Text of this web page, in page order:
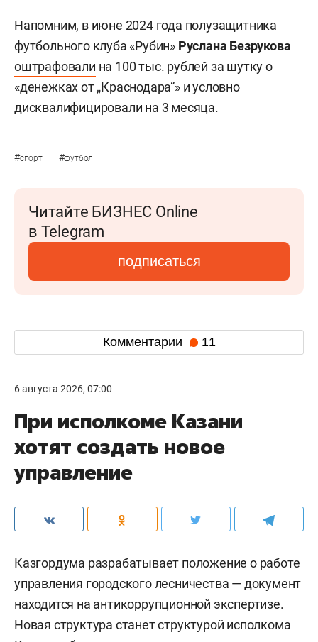
Напомним, в июне 2024 года полузащитника
футбольного клуба «Рубин» Руслана Безрукова
оштрафовали на 100 тыс. рублей за шутку о
«денежках от „Краснодара“» и условно
дисквалифицировали на 3 месяца.
#спорт #футбол
Читайте БИЗНЕС Online
в Telegram
подписаться
Комментарии 11
6 августа 2026, 07:00
При исполкоме Казани
хотят создать новое
управление
Казгордума разрабатывает положение о работе
управления городского лесничества — документ
находится на антикоррупционной экспертизе.
Новая структура станет структурой исполкома